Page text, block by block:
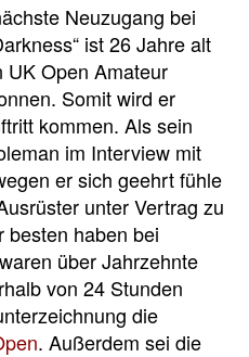
Neuzugang bei
ist 26 Jahre alt
UK Open Amateur
Somit wird er
kommen. Als sein
im Interview mit
er sich geehrt fühle
unter Vertrag zu
besten haben bei
über Jahrzehnte
von 24 Stunden
die
. Außerdem sei die